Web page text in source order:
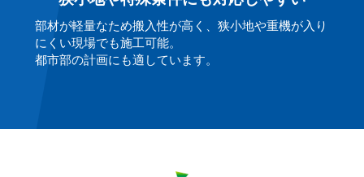
部材が軽量なため搬入性が高く、狭小地や重機が入り
にくい現場でも施工可能。
都市部の計画にも適しています。